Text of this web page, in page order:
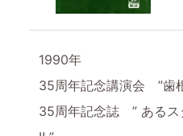
1990年
35周年記念講演会 ”歯
35周年記念誌 ” あるス